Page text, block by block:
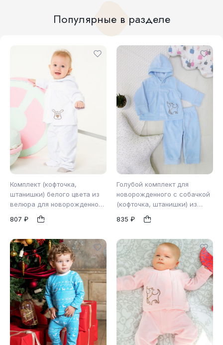
Популярные в разделе
Комплект (кофточка,
штанишки) белого цвета из
велюра для новорожденного
807 ₽ 1
Голубой комплект для
новорожденного с собачкой
(кофточка, штанишки) из
велюра (2817)
835 ₽ 1